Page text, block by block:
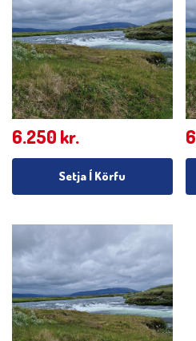
6.250 kr.
Setja Í Körfu